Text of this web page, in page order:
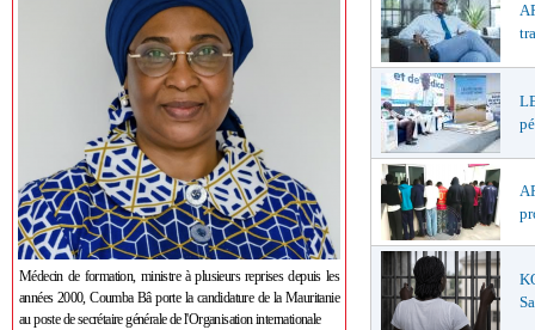
Médecin de formation, ministre à plusieurs reprises depuis les
années 2000, Coumba Bâ porte la candidature de la Mauritanie
au poste de secrétaire générale de l'Organisation internationale